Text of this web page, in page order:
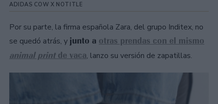
ADIDAS COW X NOTITLE
Por su parte, la firma española Zara, del grupo Inditex, no
se quedó atrás, y junto a otras prendas con el mismo
animal print de vaca, lanzo su versión de zapatillas.